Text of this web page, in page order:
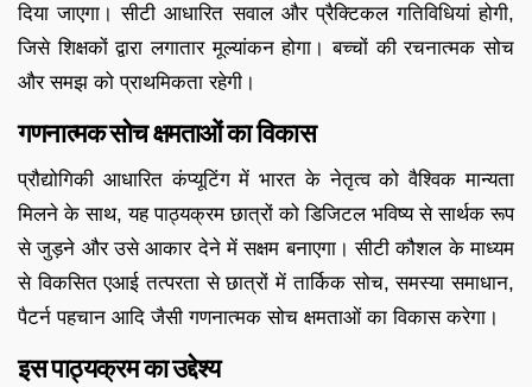
दिया जाएगा। सीटी आधारित सवाल और प्रैक्टिकल गतिविधियां होगी,
जिसे शिक्षकों द्वारा लगातार मूल्यांकन होगा। बच्चों की रचनात्मक सोच
और समझ को प्राथमिकता रहेगी।
गणनात्मक सोच क्षमताओं का विकास
प्रौद्योगिकी आधारित कंप्यूटिंग में भारत के नेतृत्व को वैश्विक मान्यता
मिलने के साथ, यह पाठ्यक्रम छात्रों को डिजिटल भविष्य से सार्थक रूप
से जुड़ने और उसे आकार देने में सक्षम बनाएगा। सीटी कौशल के माध्यम
से विकसित एआई तत्परता से छात्रों में तार्किक सोच, समस्या समाधान,
पैटर्न पहचान आदि जैसी गणनात्मक सोच क्षमताओं का विकास करेगा।
इस पाठ्यक्रम का उद्देश्य